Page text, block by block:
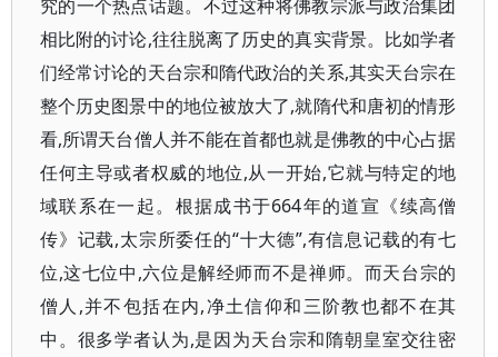
究的一个热点话题。不过这种将佛教宗派与政治集团
相比附的讨论,往往脱离了历史的真实背景。比如学者
们经常讨论的天台宗和隋代政治的关系,其实天台宗在
整个历史图景中的地位被放大了,就隋代和唐初的情形
看,所谓天台僧人并不能在首都也就是佛教的中心占据
任何主导或者权威的地位,从一开始,它就与特定的地
域联系在一起。根据成书于664年的道宣《续高僧
传》记载,太宗所委任的“十大德”,有信息记载的有七
位,这七位中,六位是解经师而不是禅师。而天台宗的
僧人,并不包括在内,净土信仰和三阶教也都不在其
中。很多学者认为,是因为天台宗和隋朝皇室交往密